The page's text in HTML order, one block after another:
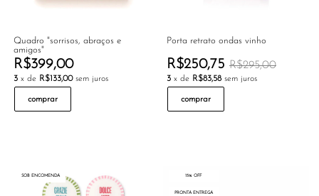
Quadro "sorrisos, abraços e
amigos"
R$399,00
3 x de R$133,00 sem juros
comprar
Porta retrato ondas vinho
R$250,75 R$295,00
3 x de R$83,58 sem juros
comprar
SOB ENCOMENDA 15% OFF
PRONTA ENTREGA